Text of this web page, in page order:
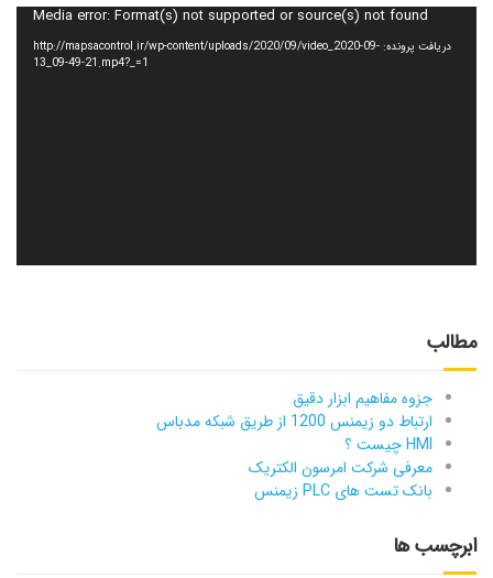
نمایشگر
ویدیو
Media error: Format(s) not supported or source(s) not found
دریافت پرونده: http://mapsacontrol.ir/wp-content/uploads/2020/09/video_2020-09-
13_09-49-21.mp4?_=1
مطالب
جزوه مفاهیم ابزار دقیق
ارتباط دو زیمنس 1200 از طریق شبکه مدباس
HMI چیست ؟
معرفی شرکت امرسون الکتریک
بانک تست های PLC زیمنس
ابرچسب ها